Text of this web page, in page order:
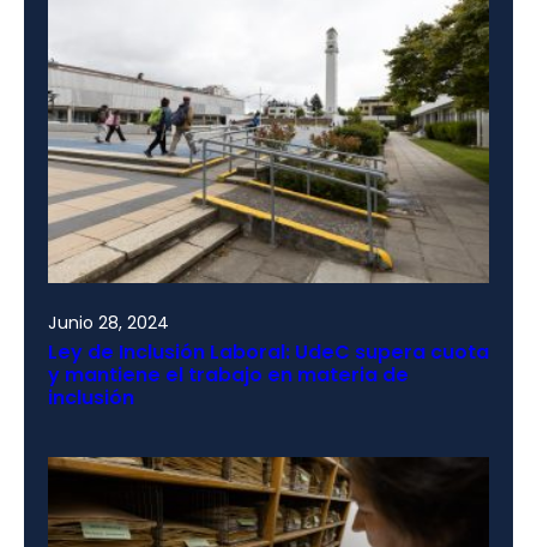
Junio 28, 2024
Ley de Inclusión Laboral: UdeC supera cuota
y mantiene el trabajo en materia de
inclusión